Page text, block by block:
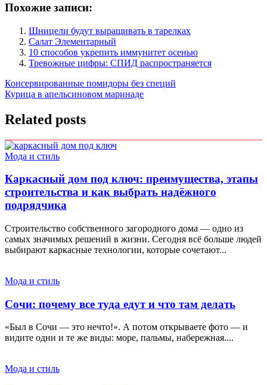
Похожие записи:
Шницели будут выращивать в тарелках
Салат Элементарный
10 способов укрепить иммунитет осенью
Тревожные цифры: СПИД распространяется
Навигация
по
записям
Консервированные помидоры без специй
Курица в апельсиновом маринаде
Related posts
Мода и стиль
Каркасный дом под ключ: преимущества, этапы
строительства и как выбрать надёжного
подрядчика
Строительство собственного загородного дома — одно из
самых значимых решений в жизни. Сегодня всё больше людей
выбирают каркасные технологии, которые сочетают...
Мода и стиль
Сочи: почему все туда едут и что там делать
«Был в Сочи — это нечто!». А потом открываете фото — и
видите одни и те же виды: море, пальмы, набережная....
Мода и стиль